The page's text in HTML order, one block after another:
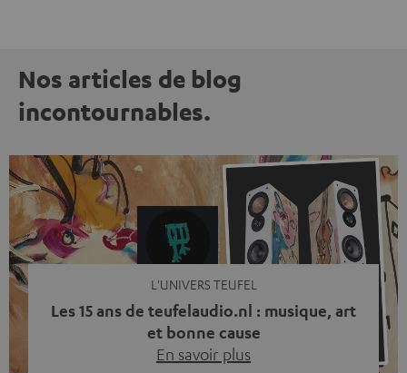
Nos articles de blog
incontournables.
L'UNIVERS TEUFEL
Les 15 ans de teufelaudio.nl : musique, art
et bonne cause
En savoir plus